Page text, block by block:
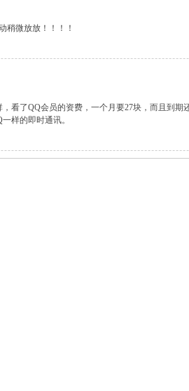
稍微放放！！！！
看了QQ会员的资费，一个月要27块，而且到
样的即时通讯。